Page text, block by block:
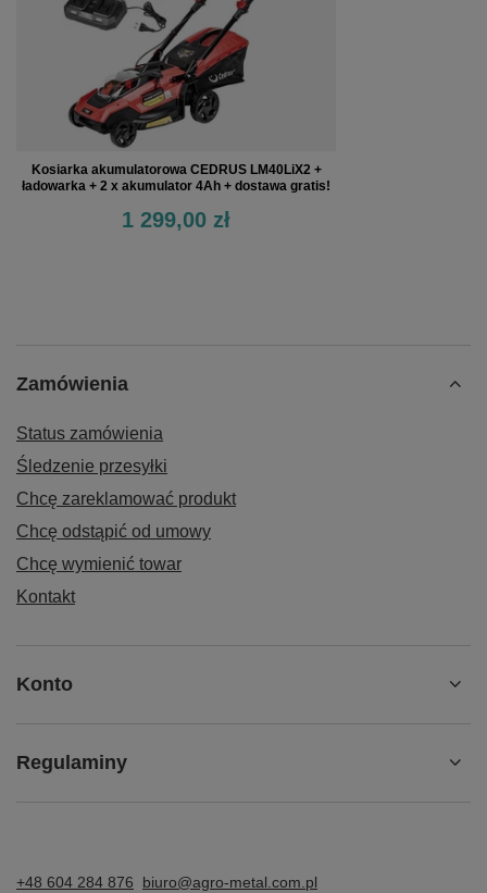
Kosiarka akumulatorowa CEDRUS LM40LiX2 +
ładowarka + 2 x akumulator 4Ah + dostawa gratis!
1 299,00 zł
Zamówienia
Status zamówienia
Śledzenie przesyłki
Chcę zareklamować produkt
Chcę odstąpić od umowy
Chcę wymienić towar
Kontakt
Konto
Regulaminy
+48 604 284 876 biuro@agro-metal.com.pl